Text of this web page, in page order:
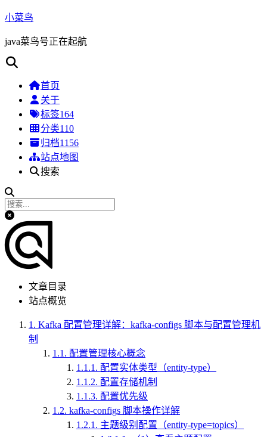
小菜鸟
java菜鸟号正在起航
首页
关于
标签164
分类110
归档1156
站点地图
搜索
文章目录
站点概览
1. Kafka 配置管理详解：kafka-configs 脚本与配置管理机
制
1.1. 配置管理核心概念
1.1.1. 配置实体类型（entity-type）
1.1.2. 配置存储机制
1.1.3. 配置优先级
1.2. kafka-configs 脚本操作详解
1.2.1. 主题级别配置（entity-type=topics）